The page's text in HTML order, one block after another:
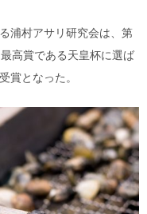
浦村アサリ研究会は、第
高賞である天皇杯に選ば
賞となった。